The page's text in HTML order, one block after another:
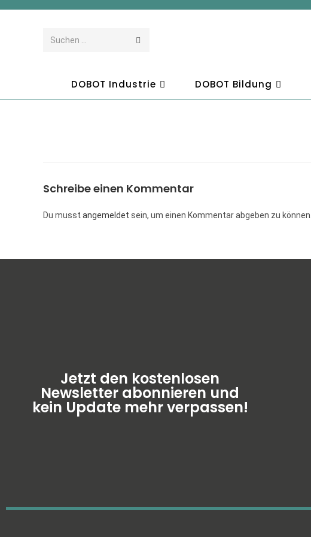
Suchen …
DOBOT Industrie DOBOT Bildung
Schreibe einen Kommentar
Du musst angemeldet sein, um einen Kommentar abgeben zu können.
Jetzt den kostenlosen
Newsletter abonnieren und
kein Update mehr verpassen!